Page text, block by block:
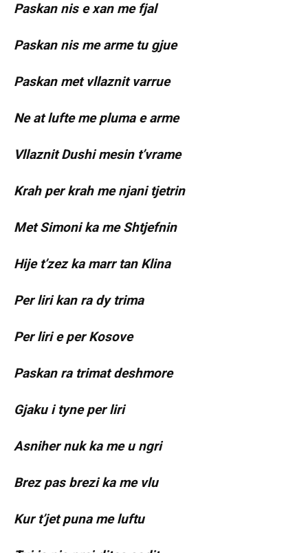
Paskan nis e xan me fjal
Paskan nis me arme tu gjue
Paskan met vllaznit varrue
Ne at lufte me pluma e arme
Vllaznit Dushi mesin t’vrame
Krah per krah me njani tjetrin
Met Simoni ka me Shtjefnin
Hije t’zez ka marr tan Klina
Per liri kan ra dy trima
Per liri e per Kosove
Paskan ra trimat deshmore
Gjaku i tyne per liri
Asniher nuk ka me u ngri
Brez pas brezi ka me vlu
Kur t’jet puna me luftu